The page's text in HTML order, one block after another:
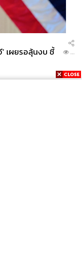
’ เผยรอลุ้นงบ ชี้
...